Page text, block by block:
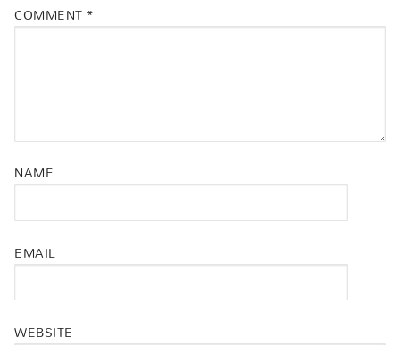
COMMENT *
NAME
EMAIL
WEBSITE